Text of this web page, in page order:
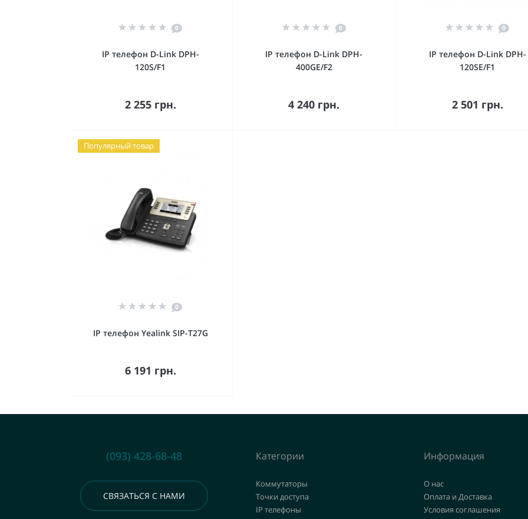
0
IP телефон D-Link DPH-
120S/F1
2 255 грн.
В корзину
0
IP телефон D-Link DPH-
400GE/F2
4 240 грн.
В корзину
0
IP телефон D-Link DPH-
120SE/F1
2 501 грн.
В корзину
Популярный товар
0
IP телефон Yealink SIP-T27G
6 191 грн.
В корзину
(093) 428-68-48
СВЯЗАТЬСЯ С НАМИ
Категории
Коммутаторы
Точки доступа
IP телефоны
Информация
О нас
Оплата и Доставка
Условия соглашения